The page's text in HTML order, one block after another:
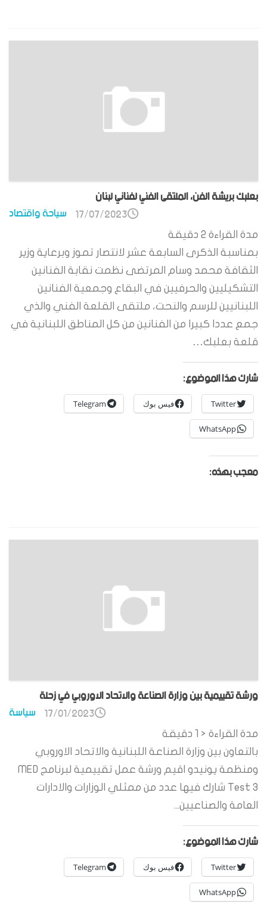
بعلبك بريشة الفن، الملتقى الفني لفناني لبنان
سياحة واقتصاد 17/07/2023
مدة القراءة 2 دقيقة
بمناسبة الذكرى السابعة عشر لانتصار تموز وبرعاية وزير
الثقافة محمد وسام المرتضى نظمت نقابة الفنانين
التشكيليين والحرفيين في البقاع وجمعية الفنانين
اللبنانيين للرسم والنحت، ملتقى القلعة الفني والذي
جمع عددا كبيرا من الفنانين من كل المناطق اللبنانية في
قلعة بعلبك…
شارك هذا الموضوع:
Twitter فيس بوك Telegram
WhatsApp
معجب بهذه:
ورشة تقييمية بين وزارة الصناعة والاتحاد الاوروبي في زحلة
سياسة 17/01/2023
مدة القراءة < 1
دقيقة
بالتعاون بين وزارة الصناعة اللبنانية والاتحاد الاوروبي
ومنظمة يونيدو اقيم ورشة عمل تقييمية لبرنامج MED
Test 3 شارك فيها عدد من ممثلي الوزارات والادارات
العامة والصناعيين...
شارك هذا الموضوع:
Twitter فيس بوك Telegram
WhatsApp